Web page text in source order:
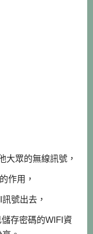
大眾的無線訊號，
作用，
號出去，
存密碼的WIFI資